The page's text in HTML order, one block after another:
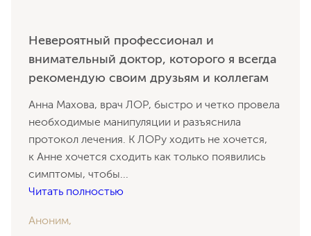
Невероятный профессионал и
внимательный доктор, которого я всегда
рекомендую своим друзьям и коллегам
Анна Махова, врач ЛОР, быстро и четко провела
необходимые манипуляции и разъяснила
протокол лечения. К ЛОРу ходить не хочется,
к Анне хочется сходить как только появились
симптомы, чтобы...
Читать полностью
Аноним,